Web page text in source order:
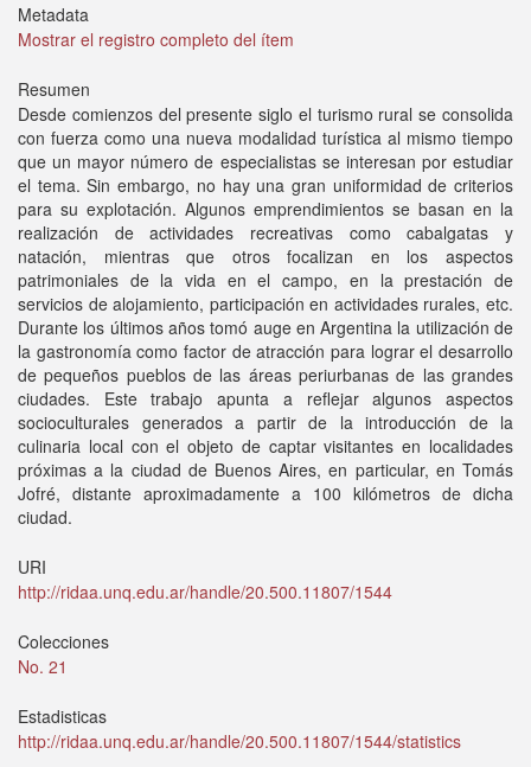
Metadata
Mostrar el registro completo del ítem
Resumen
Desde comienzos del presente siglo el turismo rural se consolida
con fuerza como una nueva modalidad turística al mismo tiempo
que un mayor número de especialistas se interesan por estudiar
el tema. Sin embargo, no hay una gran uniformidad de criterios
para su explotación. Algunos emprendimientos se basan en la
realización de actividades recreativas como cabalgatas y
natación, mientras que otros focalizan en los aspectos
patrimoniales de la vida en el campo, en la prestación de
servicios de alojamiento, participación en actividades rurales, etc.
Durante los últimos años tomó auge en Argentina la utilización de
la gastronomía como factor de atracción para lograr el desarrollo
de pequeños pueblos de las áreas periurbanas de las grandes
ciudades. Este trabajo apunta a reflejar algunos aspectos
socioculturales generados a partir de la introducción de la
culinaria local con el objeto de captar visitantes en localidades
próximas a la ciudad de Buenos Aires, en particular, en Tomás
Jofré, distante aproximadamente a 100 kilómetros de dicha
ciudad.
URI
http://ridaa.unq.edu.ar/handle/20.500.11807/1544
Colecciones
No. 21
Estadisticas
http://ridaa.unq.edu.ar/handle/20.500.11807/1544/statistics